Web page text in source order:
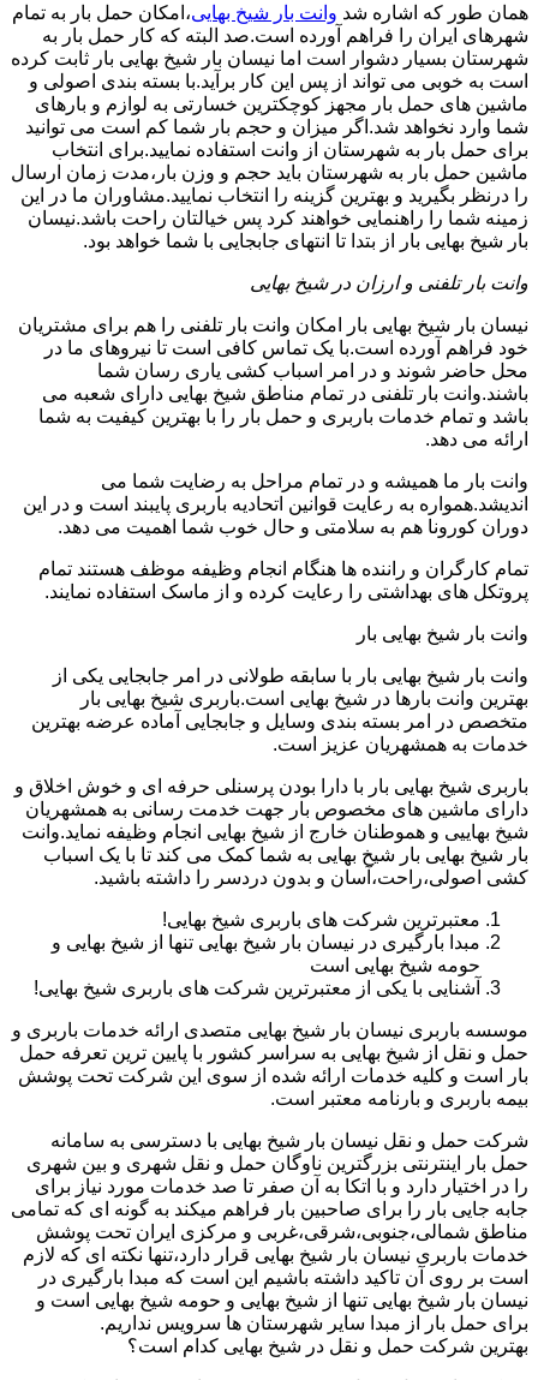
همان طور که اشاره شد وانت بار شیخ بهایی،امکان حمل بار به تمام
شهرهای ایران را فراهم آورده است.صد البته که کار حمل بار به
شهرستان بسیار دشوار است اما نیسان بار شیخ بهایی بار ثابت کرده
است به خوبی می تواند از پس این کار برآید.با بسته بندی اصولی و
ماشین های حمل بار مجهز کوچکترین خسارتی به لوازم و بارهای
شما وارد نخواهد شد.اگر میزان و حجم بار شما کم است می توانید
برای حمل بار به شهرستان از وانت استفاده نمایید.برای انتخاب
ماشین حمل بار به شهرستان باید حجم و وزن بار،مدت زمان ارسال
را درنظر بگیرید و بهترین گزینه را انتخاب نمایید.مشاوران ما در این
زمینه شما را راهنمایی خواهند کرد پس خیالتان راحت باشد.نیسان
بار شیخ بهایی بار از بتدا تا انتهای جابجایی با شما خواهد بود.
وانت بار تلفنی و ارزان در شیخ بهایی
نیسان بار شیخ بهایی بار امکان وانت بار تلفنی را هم برای مشتریان
خود فراهم آورده است.با یک تماس کافی است تا نیروهای ما در
محل حاضر شوند و در امر اسباب کشی یاری رسان شما
باشند.وانت بار تلفنی در تمام مناطق شیخ بهایی دارای شعبه می
باشد و تمام خدمات باربری و حمل بار را با بهترین کیفیت به شما
ارائه می دهد.
وانت بار ما همیشه و در تمام مراحل به رضایت شما می
اندیشد.همواره به رعایت قوانین اتحادیه باربری پایبند است و در این
دوران کورونا هم به سلامتی و حال خوب شما اهمیت می دهد.
تمام کارگران و راننده ها هنگام انجام وظیفه موظف هستند تمام
پروتکل های بهداشتی را رعایت کرده و از ماسک استفاده نمایند.
وانت بار شیخ بهایی بار
وانت بار شیخ بهایی بار با سابقه طولانی در امر جابجایی یکی از
بهترین وانت بارها در شیخ بهایی است.باربری شیخ بهایی بار
متخصص در امر بسته بندی وسایل و جابجایی آماده عرضه بهترین
خدمات به همشهریان عزیز است.
باربری شیخ بهایی بار با دارا بودن پرسنلی حرفه ای و خوش اخلاق و
دارای ماشین های مخصوص بار جهت خدمت رسانی به همشهریان
شیخ بهاییی و هموطنان خارج از شیخ بهایی انجام وظیفه نماید.وانت
بار شیخ بهایی بار شیخ بهایی به شما کمک می کند تا با یک اسباب
کشی اصولی،راحت،آسان و بدون دردسر را داشته باشید.
معتبرترین شرکت های باربری شیخ بهایی!
مبدا بارگیری در نیسان بار شیخ بهایی تنها از شیخ بهایی و
حومه شیخ بهایی است
آشنایی با یکی از معتبرترین شرکت های باربری شیخ بهایی!
موسسه باربری نیسان بار شیخ بهایی متصدی ارائه خدمات باربری و
حمل و نقل از شیخ بهایی به سراسر کشور با پایین ترین تعرفه حمل
بار است و کلیه خدمات ارائه شده از سوی این شرکت تحت پوشش
بیمه باربری و بارنامه معتبر است.
شرکت حمل و نقل نیسان بار شیخ بهایی با دسترسی به سامانه
حمل بار اینترنتی بزرگترین ناوگان حمل و نقل شهری و بین شهری
را در اختیار دارد و با اتکا به آن صفر تا صد خدمات مورد نیاز برای
جابه جایی بار را برای صاحبین بار فراهم میکند به گونه ای که تمامی
مناطق شمالی،جنوبی،شرقی،غربی و مرکزی ایران تحت پوشش
خدمات باربری نیسان بار شیخ بهایی قرار دارد،تنها نکته ای که لازم
است بر روی آن تاکید داشته باشیم این است که مبدا بارگیری در
نیسان بار شیخ بهایی تنها از شیخ بهایی و حومه شیخ بهایی است و
برای حمل بار از مبدا سایر شهرستان ها سرویس نداریم.
بهترین شرکت حمل و نقل در شیخ بهایی کدام است؟